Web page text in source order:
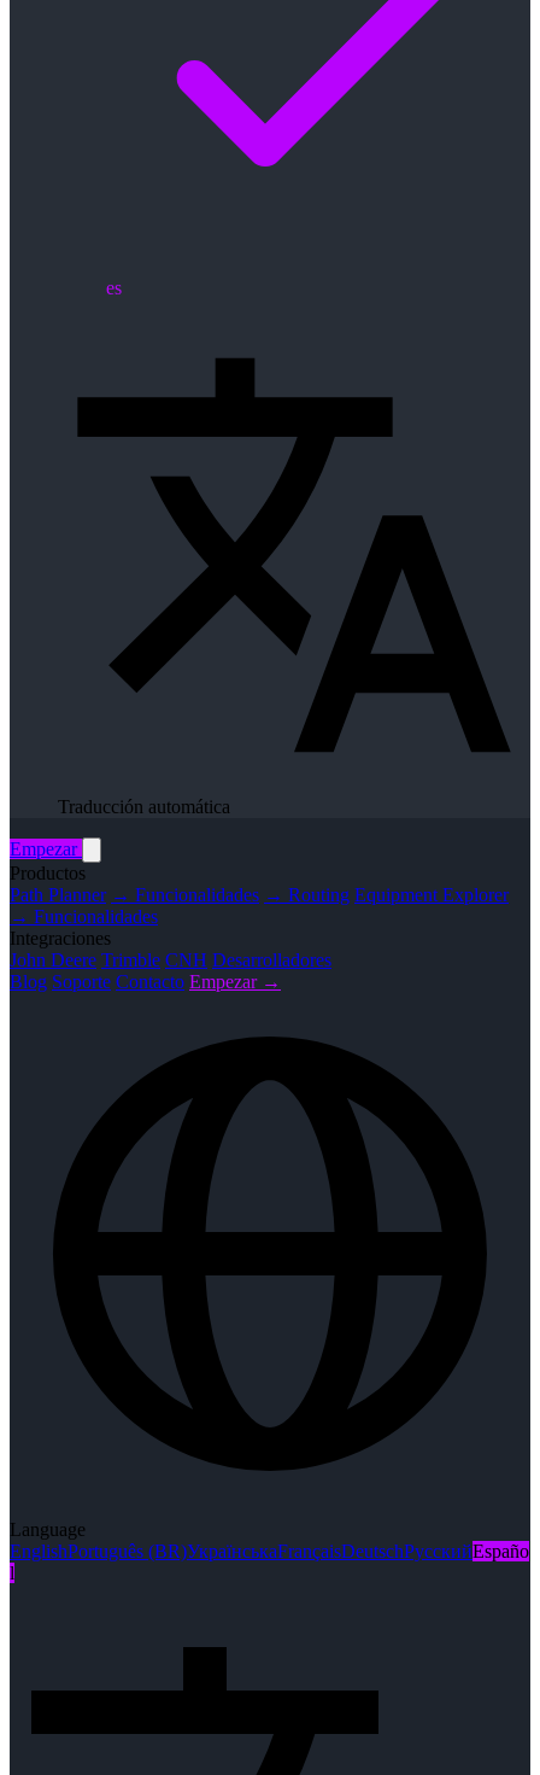
es
Traducción automática
Empezar
Productos
Path Planner → Funcionalidades → Routing Equipment Explorer
→ Funcionalidades
Integraciones
John Deere Trimble CNH Desarrolladores
Blog Soporte Contacto Empezar →
Language
EnglishPortuguês (BR)УкраїнськаFrançaisDeutschРусскийEspaño
l